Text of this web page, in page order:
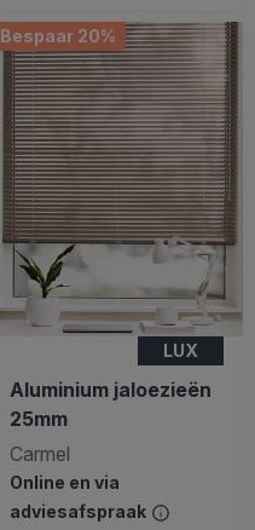
Bespaar 20%
LUX
Aluminium jaloezieën
25mm
Carmel
Online en via
adviesafspraak